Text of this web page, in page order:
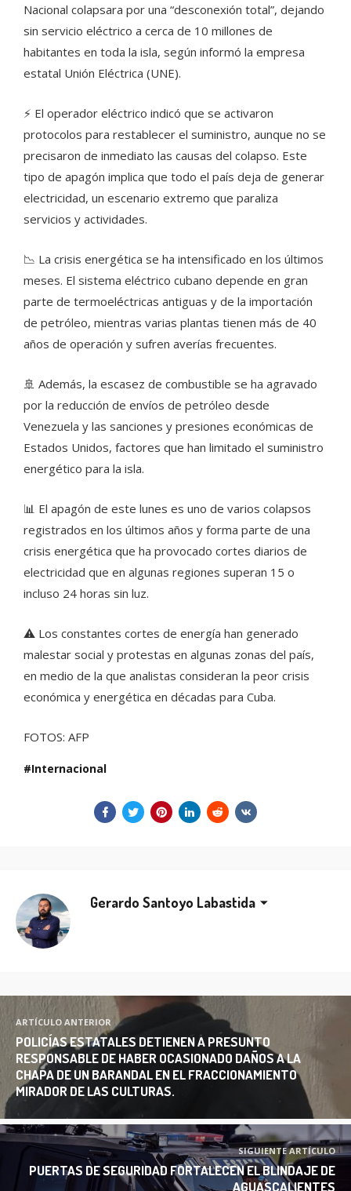
Nacional colapsara por una “desconexión total”, dejando
sin servicio eléctrico a cerca de 10 millones de
habitantes en toda la isla, según informó la empresa
estatal Unión Eléctrica (UNE).
⚡ El operador eléctrico indicó que se activaron
protocolos para restablecer el suministro, aunque no se
precisaron de inmediato las causas del colapso. Este
tipo de apagón implica que todo el país deja de generar
electricidad, un escenario extremo que paraliza
servicios y actividades.
📉 La crisis energética se ha intensificado en los últimos
meses. El sistema eléctrico cubano depende en gran
parte de termoeléctricas antiguas y de la importación
de petróleo, mientras varias plantas tienen más de 40
años de operación y sufren averías frecuentes.
🚢 Además, la escasez de combustible se ha agravado
por la reducción de envíos de petróleo desde
Venezuela y las sanciones y presiones económicas de
Estados Unidos, factores que han limitado el suministro
energético para la isla.
📊 El apagón de este lunes es uno de varios colapsos
registrados en los últimos años y forma parte de una
crisis energética que ha provocado cortes diarios de
electricidad que en algunas regiones superan 15 o
incluso 24 horas sin luz.
⚠️ Los constantes cortes de energía han generado
malestar social y protestas en algunas zonas del país,
en medio de la que analistas consideran la peor crisis
económica y energética en décadas para Cuba.
FOTOS: AFP
Internacional
Gerardo Santoyo Labastida
ARTÍCULO ANTERIOR
POLICÍAS ESTATALES DETIENEN A PRESUNTO
RESPONSABLE DE HABER OCASIONADO DAÑOS A LA
CHAPA DE UN BARANDAL EN EL FRACCIONAMIENTO
MIRADOR DE LAS CULTURAS.
SIGUIENTE ARTÍCULO
PUERTAS DE SEGURIDAD FORTALECEN EL BLINDAJE DE
AGUASCALIENTES